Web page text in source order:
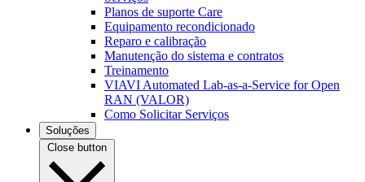
Planos de suporte Care
Equipamento recondicionado
Reparo e calibração
Manutenção do sistema e contratos
Treinamento
VIAVI Automated Lab-as-a-Service for Open
RAN (VALOR)
Como Solicitar Serviços
Soluções
Close button